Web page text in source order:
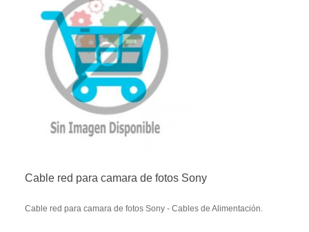
Cable red para camara de fotos Sony
Cable red para camara de fotos Sony - Cables de Alimentación.